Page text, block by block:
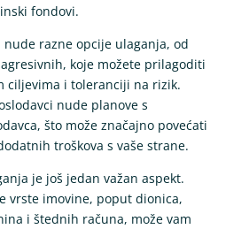
fondovi.
razne opcije ulaganja, od
koje možete prilagoditi
ciljevima i toleranciji na rizik.
nude planove s
što može značajno povećati
troškova s vaše strane.
je još jedan važan aspekt.
vrste imovine, poput dionica,
i štednih računa, može vam